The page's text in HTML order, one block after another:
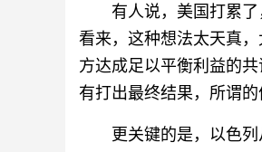
有人说，美国打累
看来，这种想法太天真
方达成足以平衡利益的
有打出最终结果，所谓
更关键的是，以色